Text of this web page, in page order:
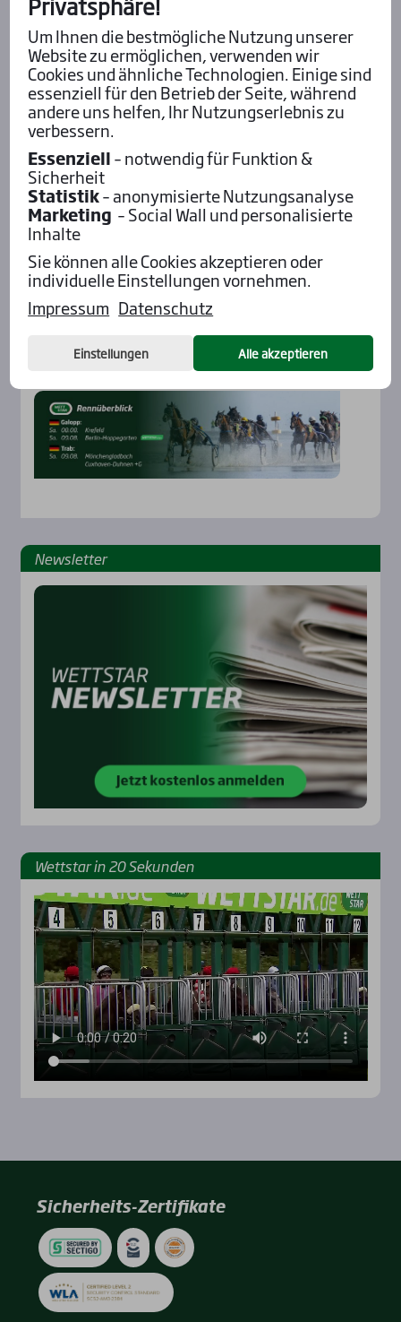
Aktu­el­les
News­let­ter
Wett­star in 20 Sekun­den
Sicherheits-Zertifikate
Um Ihnen die bestmögliche Nutzung unserer
Website zu ermöglichen, verwenden wir
Cookies und ähnliche Technologien. Einige sind
essenziell für den Betrieb der Seite, während
andere uns helfen, Ihr Nutzungserlebnis zu
verbessern.
Essenziell– notwendig für Funktion &
Sicherheit
Statistik– anonymisierte Nutzungsanalyse
Marketing – Social Wall und personalisierte
Inhalte
Sie können alle Cookies akzeptieren oder
individuelle Einstellungen vornehmen.
Impressum Datenschutz
Einstellungen Alle akzeptieren